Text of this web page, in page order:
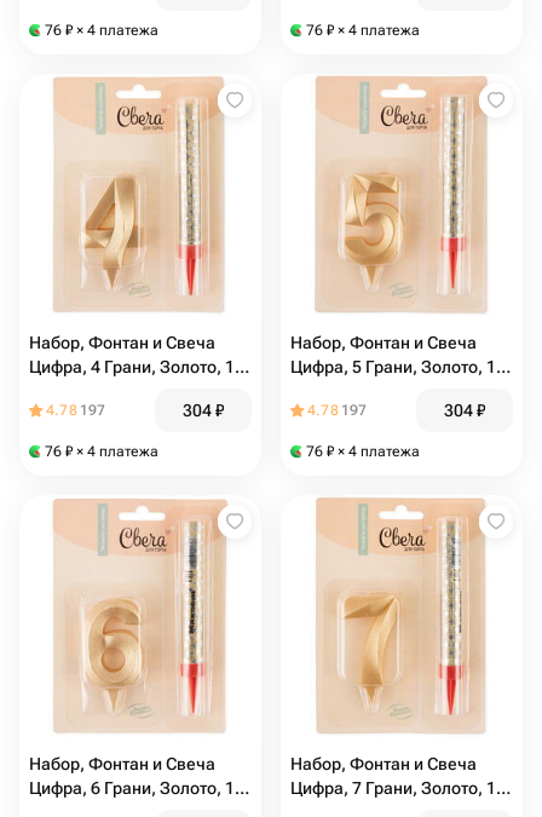
76 ₽ × 4 платежа 76 ₽ × 4 платежа
Набор, Фонтан и Свеча
Цифра, 4 Грани, Золото, 10
4.78 197 304₽
76 ₽ × 4 платежа
Набор, Фонтан и Свеча
Цифра, 5 Грани, Золото, 10
4.78 197 304₽
76 ₽ × 4 платежа
Набор, Фонтан и Свеча
Цифра, 6 Грани, Золото, 10
Набор, Фонтан и Свеча
Цифра, 7 Грани, Золото, 10